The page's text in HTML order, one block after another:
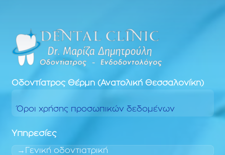
Οδοντίατρος Θέρμη (Ανατολική Θεσσαλονίκη)
Όροι χρήσης προσωπικών δεδομένων
Υπηρεσίες
Γενική οδοντιατρική